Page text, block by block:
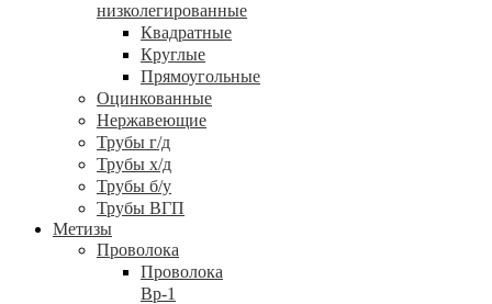
низколегированные
Квадратные
Круглые
Прямоугольные
Оцинкованные
Нержавеющие
Трубы г/д
Трубы х/д
Трубы б/у
Трубы ВГП
Метизы
Проволока
Проволока
Вр-1